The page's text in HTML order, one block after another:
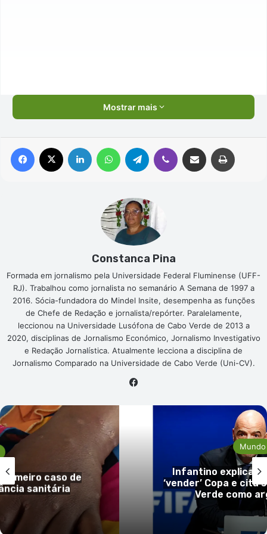
Mostrar mais
Facebook Linkedin WhatsAppTelegram Viber Compartilhar via e-mail
Constanca Pina
Formada em jornalismo pela Universidade Federal Fluminense (UFF-
RJ). Trabalhou como jornalista no semanário A Semana de 1997 a
2016. Sócia-fundadora do Mindel Insite, desempenha as funções
de Chefe de Redação e jornalista/repórter. Paralelamente,
leccionou na Universidade Lusófona de Cabo Verde de 2013 a
2020, disciplinas de Jornalismo Económico, Jornalismo Investigativo
e Redação Jornalística. Atualmente lecciona a disciplina de
Jornalismo Comparado na Universidade de Cabo Verde (Uni-CV).
caso de
sanitária
Mundo
Infantino explica
‘vender’ Copa e cita
Verde como